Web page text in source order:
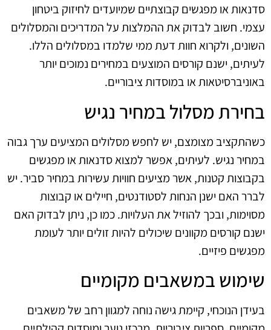
סדנאות או מפגשים קבוצתיים שמיועדים לחיזוק ביטחון
עצמי. חשוב לבדוק את ההמלצות על המדריכים והמסלולים
השונים, ולקרוא חוות דעת ממי שלמדו במסלולים הללו.
לעיתים, ישנם קורסים המוצעים במחירים נמוכים יותר
באוניברסיטאות או במוסדות ציבוריים.
בחירת מסלול במחיר נגיש
כשהתקציב מצומצם, יש לחפש מסלולים המציעים ערך גבוה
במחיר נגיש. לעיתים, אפשר למצוא סדנאות או מפגשים
בקבוצות קטנות, אשר מציעים חוויות עשירות במחיר סביר. יש
לברר האם ישנן הנחות לסטודנטים, חיילים או קבוצות
מסוימות, ובכך להוזיל את העלויות. כמו כן, ניתן לבדוק האם
ישנם קורסים מקוונים שיכולים להיות זולים יותר לעומת
מפגשים פיזיים.
שימוש במשאבים מקומיים
בעידן הנוכחי, קיימת גישה נוחה למגוון רחב של משאבים